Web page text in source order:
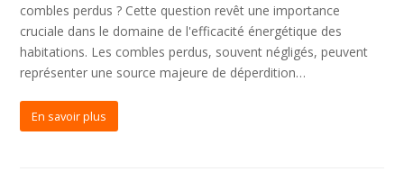
combles perdus ? Cette question revêt une importance
cruciale dans le domaine de l'efficacité énergétique des
habitations. Les combles perdus, souvent négligés, peuvent
représenter une source majeure de déperdition…
En savoir plus